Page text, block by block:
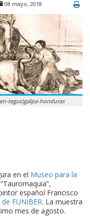
08 mayo, 2018
tegucigalpa-honduras
en el Museo para la
español Francisco
FUNIBER. La muestra
mes de agosto.